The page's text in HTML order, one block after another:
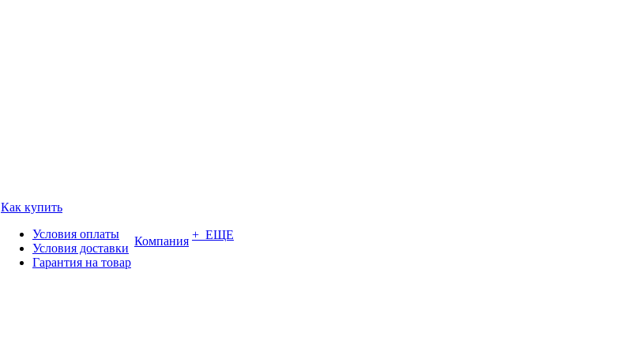
Как купить
Условия оплаты
Условия доставки
Гарантия на товар
Компания + ЕЩЕ